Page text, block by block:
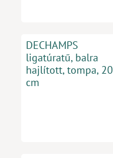
DECHAMPS
ligatúratű, balra
hajlított, tompa, 20
cm